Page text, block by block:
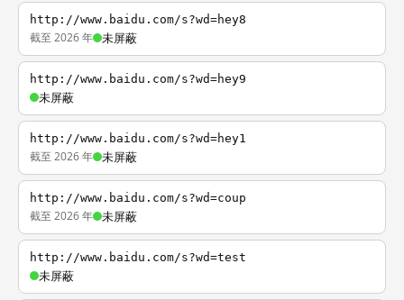
http://www.baidu.com/s?wd=hey8
截至 2026 年 未屏蔽
http://www.baidu.com/s?wd=hey9
未屏蔽
http://www.baidu.com/s?wd=hey1
截至 2026 年 未屏蔽
http://www.baidu.com/s?wd=coup
截至 2026 年 未屏蔽
http://www.baidu.com/s?wd=test
未屏蔽